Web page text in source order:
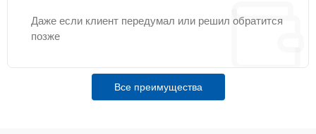
Даже если клиент передумал или решил обратится
позже
Все преимущества